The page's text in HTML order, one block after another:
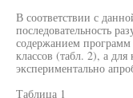
В соответствии с
последовательность
содержанием программ
классов (табл. 2), а
экспериментально
Таблица 1